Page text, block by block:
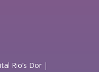
Rio’s Dor |